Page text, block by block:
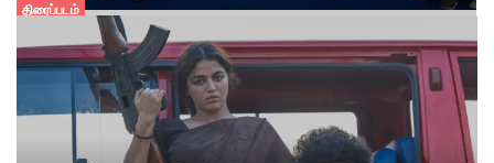
திரைப்படம்